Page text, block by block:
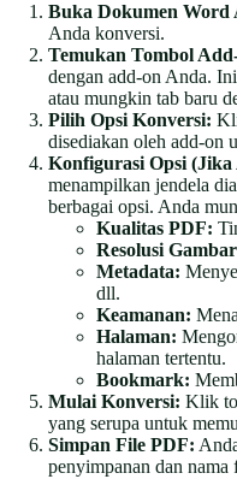
Buka Dokumen Word
Anda konversi.
Temukan Tombol
dengan add-on Anda.
atau mungkin tab baru
Pilih Opsi Konversi:
disediakan oleh add-on
Konfigurasi Opsi (Jika
menampilkan jendela
berbagai opsi. Anda
Kualitas PDF:
Resolusi
Metadata:
dll.
Keamanan:
Halaman:
halaman tertentu.
Bookmark:
Mulai Konversi: Klik
yang serupa untuk
Simpan File PDF:
penyimpanan dan